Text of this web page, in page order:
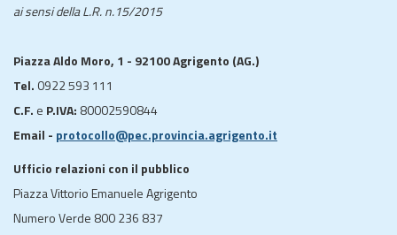
ai sensi della L.R. n.15/2015
Piazza Aldo Moro, 1 - 92100 Agrigento (AG.)
Tel. 0922 593 111
C.F. e P.IVA: 80002590844
Email - protocollo@pec.provincia.agrigento.it
Ufficio relazioni con il pubblico
Piazza Vittorio Emanuele Agrigento
Numero Verde 800 236 837